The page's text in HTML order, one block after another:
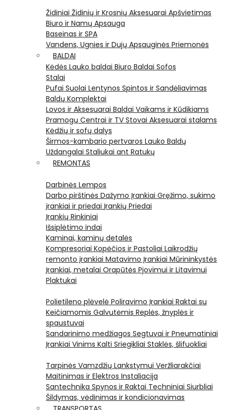
Židiniai Židinių ir Krosnių Aksesuarai Apšvietimas
Biuro ir Namų Apsauga
Baseinas ir SPA
Vandens, Ugnies ir Dujų Apsauginės Priemonės
BALDAI
Kėdės Lauko baldai Biuro Baldai Sofos
Stalai
Pufai Suolai Lentynos Spintos ir Sandėliavimas
Baldų Komplektai
Lovos ir Aksesuarai Baldai Vaikams ir Kūdikiams
Pramogų Centrai ir TV Stovai Aksesuarai stalams
Kėdžių ir sofų dalys
Širmos-kambario pertvaros Lauko Baldų
Uždangalai Staliukai ant Ratukų
REMONTAS
Darbinės Lempos
Darbo pirštinės Dažymo Įrankiai Gręžimo, sukimo
įrankiai ir priedai Įrankių Priedai
Įrankių Rinkiniai
Išsiplėtimo indai
Kaminai, kaminų detalės
Kompresoriai Kopėčios ir Pastoliai Laikrodžių
remonto įrankiai Matavimo Įrankiai Mūrininkystės
Įrankiai, metalai Orapūtės Pjovimui ir Litavimui
Plaktukai
Polietileno plėvelė Poliravimo Įrankiai Raktai su
Keičiamomis Galvutėmis Replės, žnyplės ir
spaustuvai
Sandarinimo medžiagos Segtuvai ir Pneumatiniai
Įrankiai Vinims Kalti Sriegikliai Staklės, šlifuokliai
Tarpinės Vamzdžių Lankstymui Veržliarakčiai
Maitinimas ir Elektros Instaliacija
Santechnika Spynos ir Raktai Techniniai Siurbliai
Šildymas, vėdinimas ir kondicionavimas